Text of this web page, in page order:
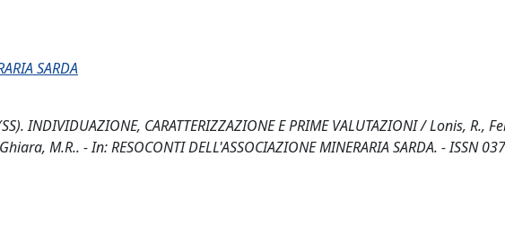
SARDA
INDIVIDUAZIONE, CARATTERIZZAZIONE E PRIME VALUTAZIONI / Lonis, R.,
M.R.. - In: RESOCONTI DELL'ASSOCIAZIONE MINERARIA SARDA. - ISSN